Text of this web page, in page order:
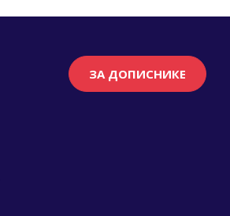
ЗА ДОПИСНИКЕ